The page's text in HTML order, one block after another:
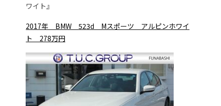
会社概要
ワイト』
2017年 BMW 523d Mスポーツ アルピンホワイ
ト 278万円